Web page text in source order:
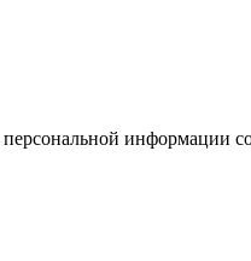
персональной информации